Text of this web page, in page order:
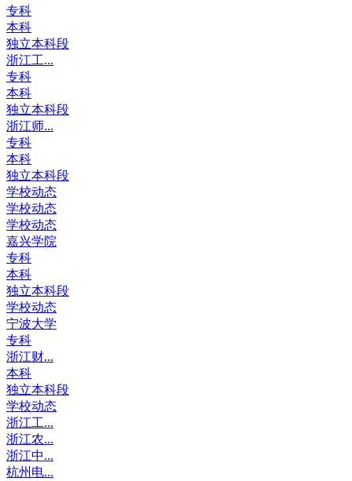
专科
本科
独立本科段
浙江工...
专科
本科
独立本科段
浙江师...
专科
本科
独立本科段
学校动态
学校动态
学校动态
嘉兴学院
专科
本科
独立本科段
学校动态
宁波大学
专科
浙江财...
本科
独立本科段
学校动态
浙江工...
浙江农...
浙江中...
杭州电...